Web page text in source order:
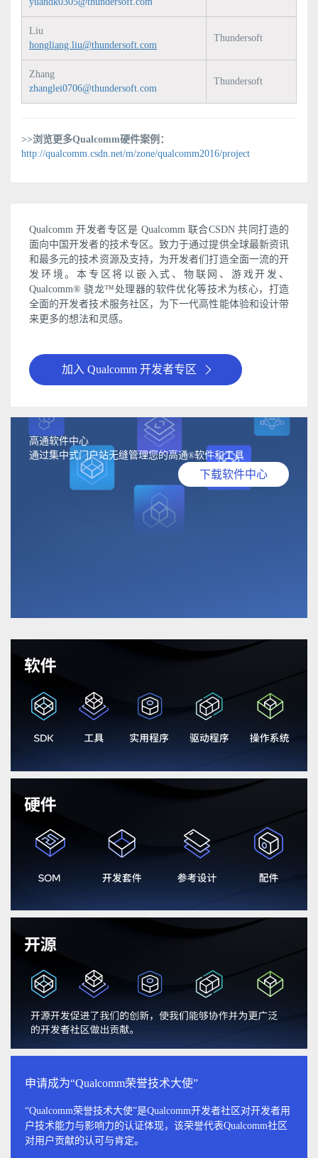
Liu
hongliang.liu@thundersoft.com
Thundersoft
Zhang
zhanglei0706@thundersoft.com
Thundersoft
>>浏览更多Qualcomm硬件案例：
http://qualcomm.csdn.net/m/zone/qualcomm2016/project
Qualcomm 开发者专区是 Qualcomm 联合CSDN 共同打造的
面向中国开发者的技术专区。致力于通过提供全球最新资讯
和最多元的技术资源及支持，为开发者们打造全面一流的开
发环境。本专区将以嵌入式、物联网、游戏开发、
Qualcomm® 骁龙™处理器的软件优化等技术为核心，打造
全面的开发者技术服务社区，为下一代高性能体验和设计带
来更多的想法和灵感。
加入 Qualcomm 开发者专区
高通软件中心
通过集中式门户站无缝管理您的高通®软件和工具
下载软件中心
申请成为“Qualcomm荣誉技术大使”
“Qualcomm荣誉技术大使”是Qualcomm开发者社区对开发者用
户技术能力与影响力的认证体现，该荣誉代表Qualcomm社区
对用户贡献的认可与肯定。